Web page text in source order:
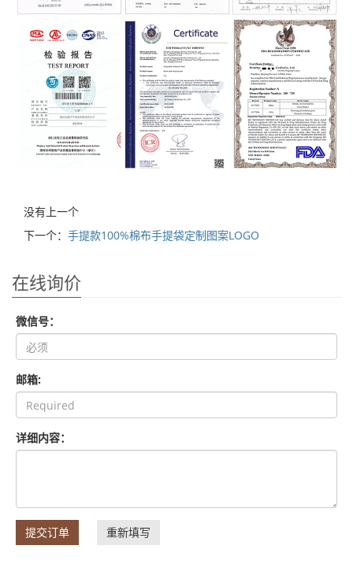
没有上一个
下一个： 手提款100%棉布手提袋定制图案LOGO
在线询价
微信号：
邮箱:
详细内容：
提交订单 重新填写